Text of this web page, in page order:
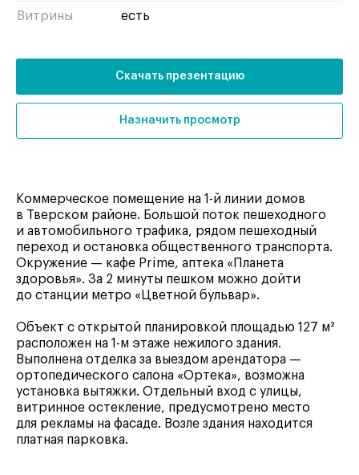
Витрины есть
Скачать презентацию
Назначить просмотр
Коммерческое помещение на 1-й линии домов
в Тверском районе. Большой поток пешеходного
и автомобильного трафика, рядом пешеходный
переход и остановка общественного транспорта.
Окружение — кафе Prime, аптека «Планета
здоровья». За 2 минуты пешком можно дойти
до станции метро «Цветной бульвар».
Объект с открытой планировкой площадью 127 м²
расположен на 1-м этаже нежилого здания.
Выполнена отделка за выездом арендатора —
ортопедического салона «Ортека», возможна
установка вытяжки. Отдельный вход с улицы,
витринное остекление, предусмотрено место
для рекламы на фасаде. Возле здания находится
платная парковка.